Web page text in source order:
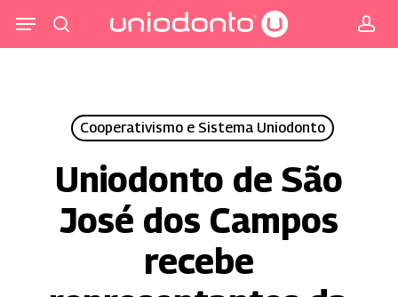
para
Menu
Cooperativismo e Sistema Uniodonto
Uniodonto de São
José dos Campos
recebe